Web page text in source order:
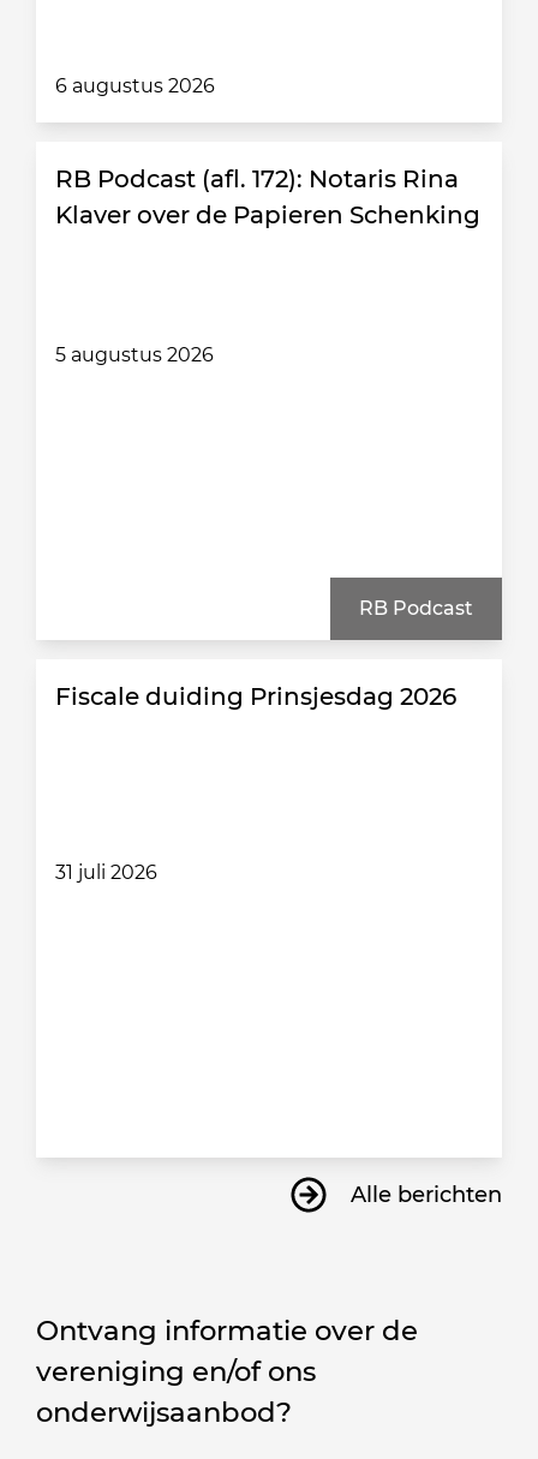
6 augustus 2026
RB Podcast (afl. 172): Notaris Rina
Klaver over de Papieren Schenking
5 augustus 2026
RB Podcast
Fiscale duiding Prinsjesdag 2026
31 juli 2026
Alle berichten
Ontvang informatie over de
vereniging en/of ons
onderwijsaanbod?